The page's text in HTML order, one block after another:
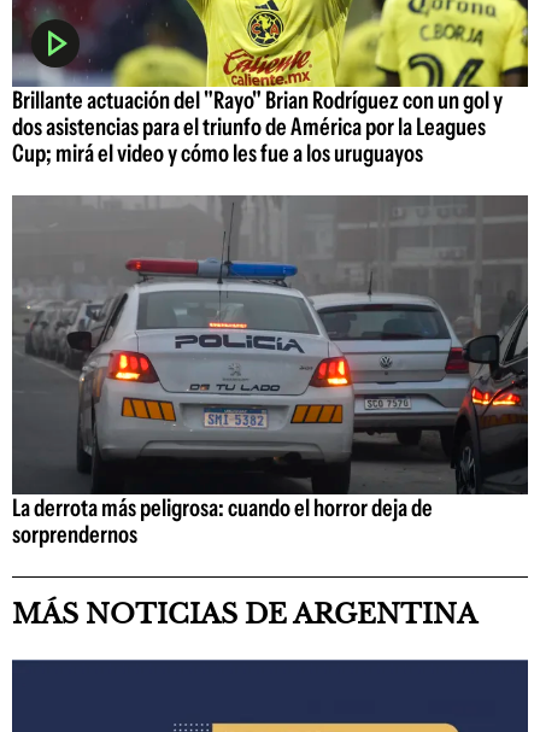
Brillante actuación del "Rayo" Brian Rodríguez con un gol y
dos asistencias para el triunfo de América por la Leagues
Cup; mirá el video y cómo les fue a los uruguayos
La derrota más peligrosa: cuando el horror deja de
sorprendernos
MÁS NOTICIAS DE ARGENTINA